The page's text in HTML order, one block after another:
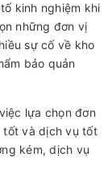
kinh nghiệm khi
những đơn vị
sự cố về kho
bảo quản
lựa chọn đơn
tốt và dịch vụ tốt
kém, dịch vụ